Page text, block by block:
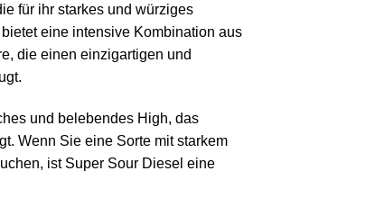
für ihr starkes und würziges
eine intensive Kombination aus
die einen einzigartigen und
und belebendes High, das
Wenn Sie eine Sorte mit starkem
ist Super Sour Diesel eine